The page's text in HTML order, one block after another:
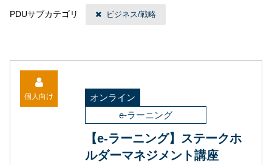
PDUサブカテゴリ ビジネス/戦略
個人向け
オンライン
e-ラーニング
【e-ラーニング】ステークホ
ルダーマネジメント講座